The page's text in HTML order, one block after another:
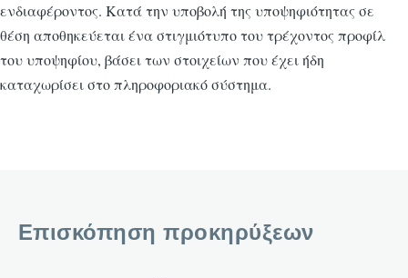
ενδιαφέροντος. Κατά την υποβολή της υποψηφιότητας σε
θέση αποθηκεύεται ένα στιγμιότυπο του τρέχοντος προφίλ
του υποψηφίου, βάσει των στοιχείων που έχει ήδη
καταχωρίσει στο πληροφοριακό σύστημα.
Επισκόπηση προκηρύξεων